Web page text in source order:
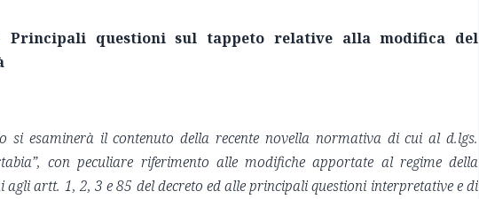
Principali questioni sul tappeto relative alla modifica del
si esaminerà il contenuto della recente novella normativa di cui al d.lgs.
con peculiare riferimento alle modifiche apportate al regime della
agli artt. 1, 2, 3 e 85 del decreto ed alle principali questioni interpretative e di